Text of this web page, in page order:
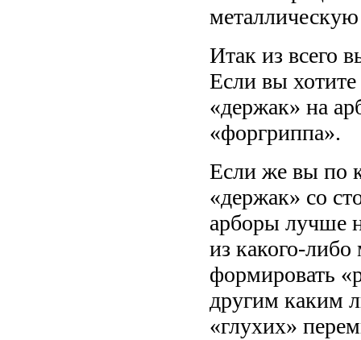
Итак из всего
Если вы
«держак» на
«форгриппа».
Если же вы по
«держак» со
арборы лучше
из какого-либо
формировать
другим каким
«глухих»